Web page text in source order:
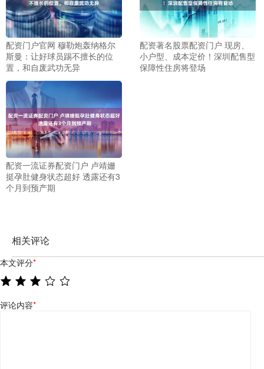
配资门户官网 穆勒炮轰纳格尔
斯曼：让好球员踢不擅长的位
置，和自废武功无异
配资著名股票配资门户 现房、
小户型、成本定价！深圳配售型
保障性住房将登场
配资一流证券配资门户 卢靖姗
挺孕肚健身状态超好 透露还有3
个月到预产期
相关评论
本文评分*
评论内容*